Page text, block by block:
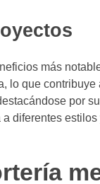
más
lo que
por
diferentes